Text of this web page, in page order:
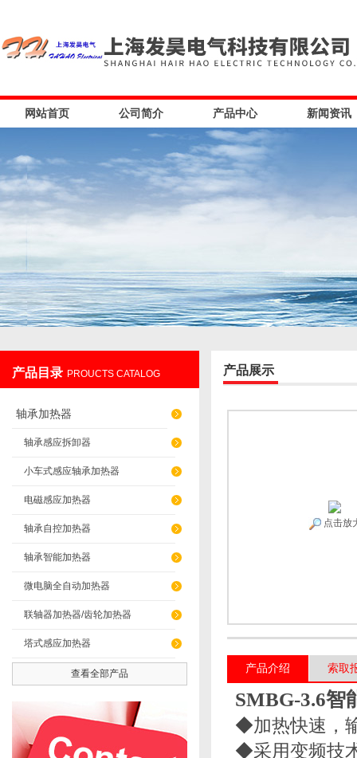
网站首页 公司简介 产品中心 新闻资讯
产品目录 PROUCTS CATALOG
轴承加热器
轴承感应拆卸器
小车式感应轴承加热器
电磁感应加热器
轴承自控加热器
轴承智能加热器
微电脑全自动加热器
联轴器加热器/齿轮加热器
塔式感应加热器
查看全部产品
产品展示
点击放
产品介绍 索取
SMBG-3.6智
◆加热快速，
◆采用变频技